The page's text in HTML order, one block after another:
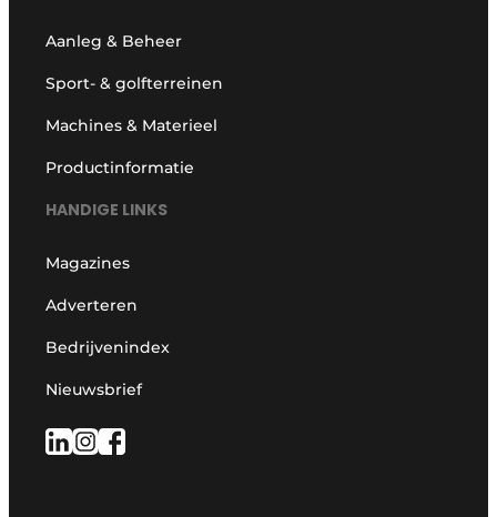
Aanleg & Beheer
Sport- & golfterreinen
Machines & Materieel
Productinformatie
HANDIGE LINKS
Magazines
Adverteren
Bedrijvenindex
Nieuwsbrief